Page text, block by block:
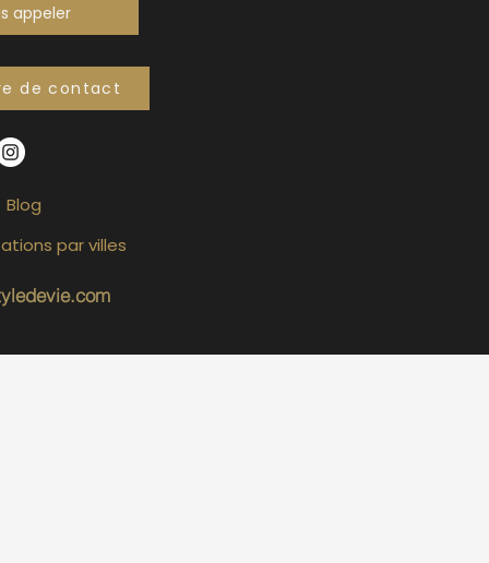
appeler
de contact
Blog
par villes